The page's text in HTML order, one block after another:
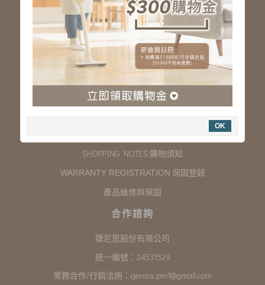
線上客服 Facebook 歡迎加入
服務專線：03-323-2180
客服信箱 :genios.service@gmail.com
服務時間：星期一至星期五 上午9:00~下午6:00
例假日休假
購物說明
SHOPPING NOTES 購物須知
WARRANTY REGISTRATION 保固登錄
產品維修與保固
合作諮詢
婕尼思股份有限公司
統一編號：24531529
業務合作/行銷洽詢： genios.pm1@gmail.com
OK